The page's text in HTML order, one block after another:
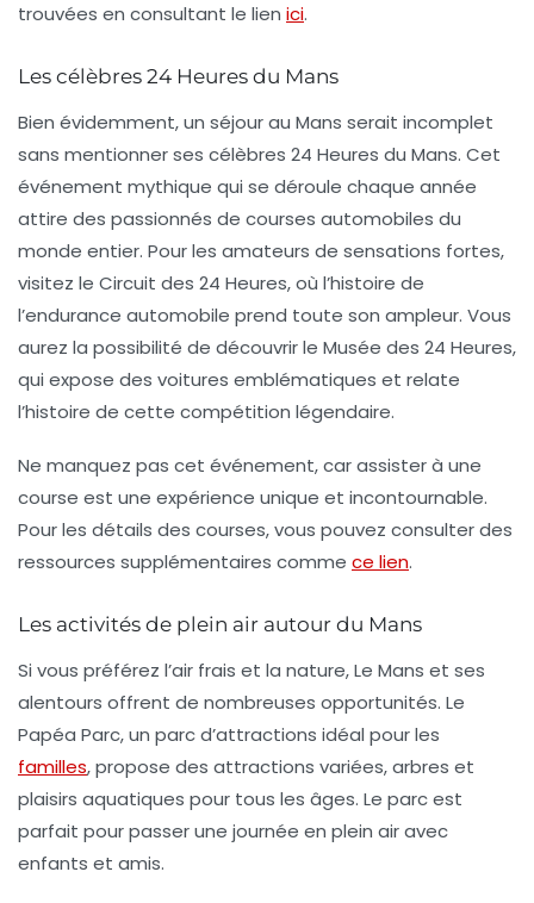
trouvées en consultant le lien ici.
Les célèbres 24 Heures du Mans
Bien évidemment, un séjour au Mans serait incomplet
sans mentionner ses célèbres 24 Heures du Mans. Cet
événement mythique qui se déroule chaque année
attire des passionnés de courses automobiles du
monde entier. Pour les amateurs de sensations fortes,
visitez le Circuit des 24 Heures, où l’histoire de
l’endurance automobile prend toute son ampleur. Vous
aurez la possibilité de découvrir le Musée des 24 Heures,
qui expose des voitures emblématiques et relate
l’histoire de cette compétition légendaire.
Ne manquez pas cet événement, car assister à une
course est une expérience unique et incontournable.
Pour les détails des courses, vous pouvez consulter des
ressources supplémentaires comme ce lien.
Les activités de plein air autour du Mans
Si vous préférez l’air frais et la nature, Le Mans et ses
alentours offrent de nombreuses opportunités. Le
Papéa Parc, un parc d’attractions idéal pour les
familles, propose des attractions variées, arbres et
plaisirs aquatiques pour tous les âges. Le parc est
parfait pour passer une journée en plein air avec
enfants et amis.